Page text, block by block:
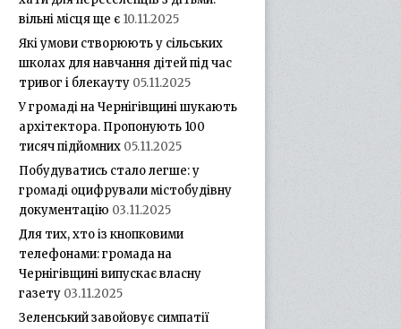
вільні місця ще є 10.11.2025
Які умови створюють у сільських
школах для навчання дітей під час
тривог і блекауту 05.11.2025
У громаді на Чернігівщині шукають
архітектора. Пропонують 100
тисяч підйомних 05.11.2025
Побудуватись стало легше: у
громаді оцифрували містобудівну
документацію 03.11.2025
Для тих, хто із кнопковими
телефонами: громада на
Чернігівщині випускає власну
газету 03.11.2025
Зеленський завойовує симпатії